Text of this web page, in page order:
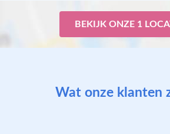
BEKIJK ONZE 1
Wat onze klanten